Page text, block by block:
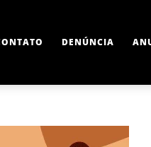
DENÚNCIA